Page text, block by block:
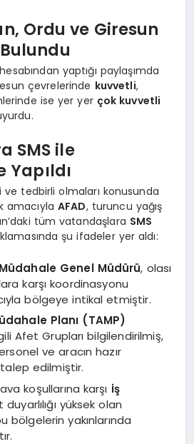
Ordu ve Giresun
yaptığı paylaşımda
çevrelerinde kuvvetli,
ise yer yer çok kuvvetli
SMS ile
ve tedbirli olmaları konusunda
amacıyla AFAD, turuncu yağış
tüm vatandaşlara SMS
şu ifadeler yer aldı:
Genel Müdürü, olası
karşı koordinasyonu
bölgeye intikal etmiştir.
Planı (TAMP)
Afet Grupları bilgilendirilmiş,
ve aracın hazır
edilmiştir.
koşullarına karşı iş
yüksek olan
bölgelerin yakınlarında